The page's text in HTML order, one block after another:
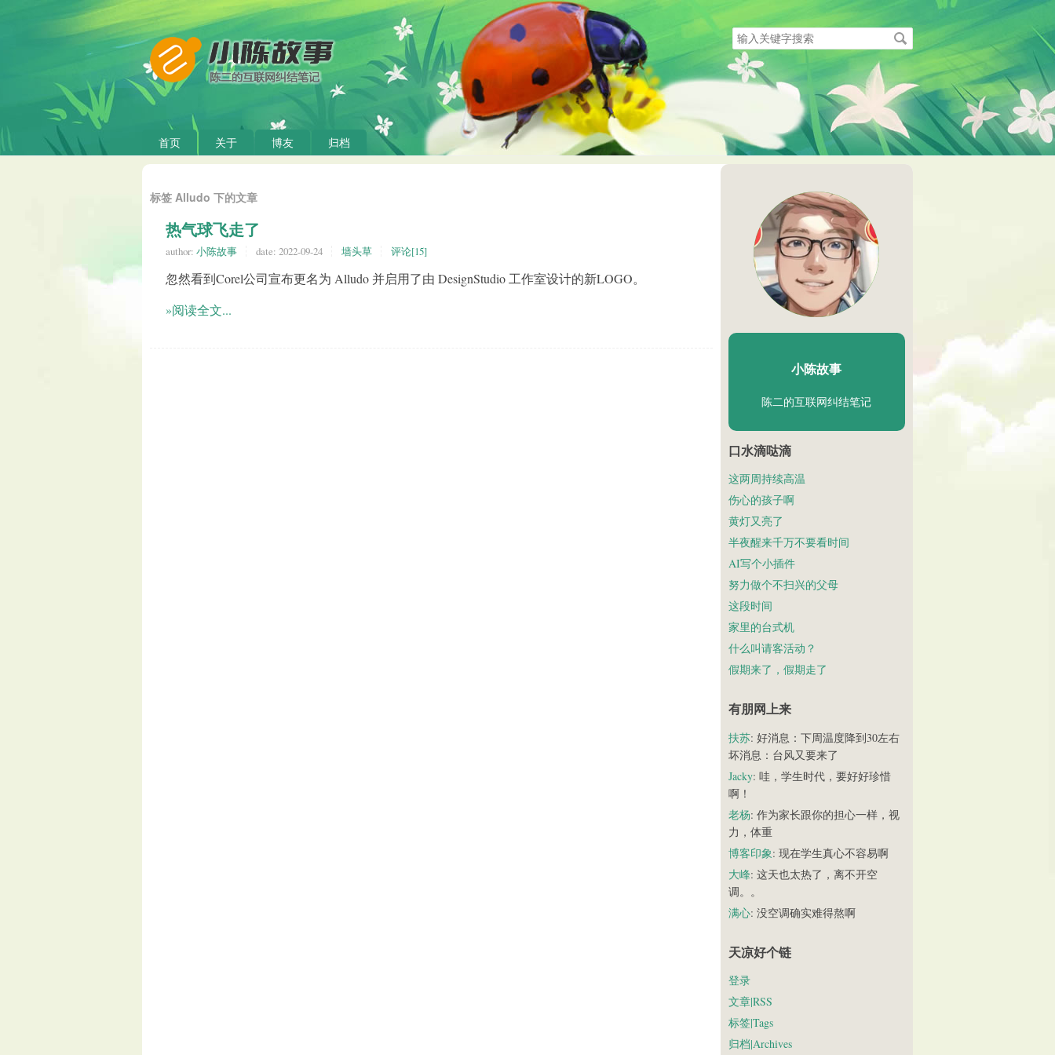
搜
索
关
键
字
首页 关于 博友 归档
标签 Alludo 下的文章
热气球飞走了
author: 小陈故事 date: 2022-09-24 墙头草 评论[15]
忽然看到Corel公司宣布更名为 Alludo 并启用了由 DesignStudio 工作室设计的新LOGO。
»阅读全文...
陈二Chenèr
小陈故事
陈二的互联网纠结笔记
口水滴哒滴
这两周持续高温
伤心的孩子啊
黄灯又亮了
半夜醒来千万不要看时间
AI写个小插件
努力做个不扫兴的父母
这段时间
家里的台式机
什么叫请客活动？
假期来了，假期走了
有朋网上来
扶苏: 好消息：下周温度降到30左右
坏消息：台风又要来了
Jacky: 哇，学生时代，要好好珍惜
啊！
老杨: 作为家长跟你的担心一样，视
力，体重
博客印象: 现在学生真心不容易啊
大峰: 这天也太热了，离不开空
调。。
满心: 没空调确实难得熬啊
天凉好个链
登录
文章|RSS
标签|Tags
归档|Archives